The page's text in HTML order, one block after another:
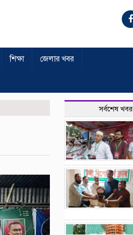
শিক্ষা জেলার খবর
সর্বশেষ খবর